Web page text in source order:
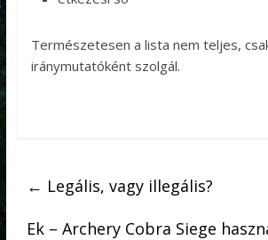
Természetesen a lista nem teljes,
iránymutatóként szolgál.
← Legális, vagy illegális?
Ek – Archery Cobra Siege